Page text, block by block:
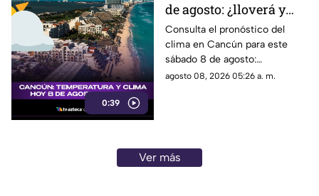
0:39
de agosto: ¿lloverá y
qué temperatura habrá
este sábado?
Consulta el pronóstico del
clima en Cancún para este
sábado 8 de agosto:
temperatura, lluvias y
agosto 08, 2026 05:26 a. m.
Ver más